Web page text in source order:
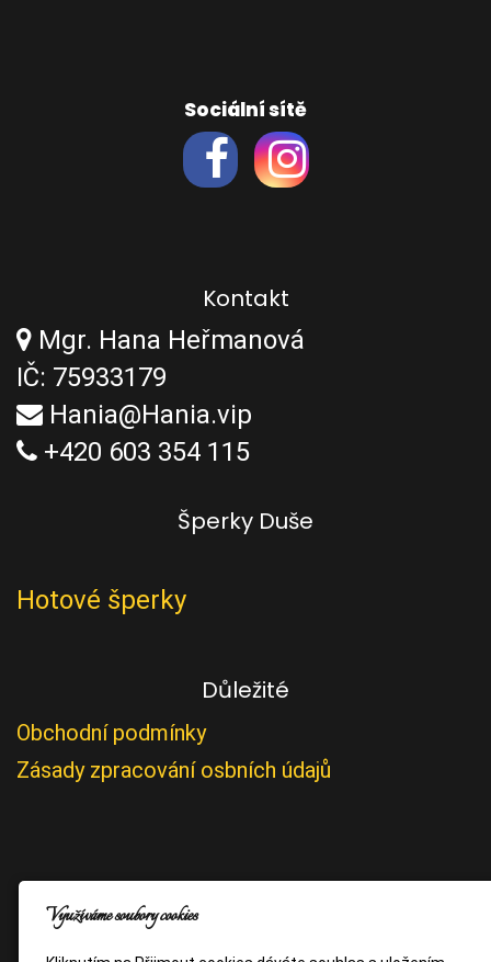
Sociální sítě
Kontakt
Mgr. Hana Heřmanová
IČ: 75933179
Hania@Hania.vip
+420 603 354 115
Šperky Duše
Hotové šperky
Důležité
Obchodní podmínky
Zásady zpracování osbních údajů
Využíváme soubory cookies